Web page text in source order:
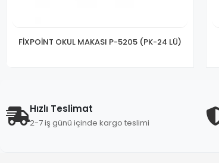
FİXPOİNT OKUL MAKASI P-5205 (PK-24 LÜ)
Hızlı Teslimat
2-7 iş günü içinde kargo teslimi